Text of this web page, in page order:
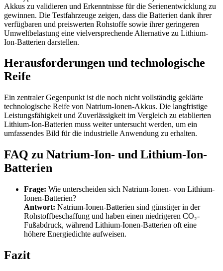
Akkus zu validieren und Erkenntnisse für die Serienentwicklung zu
gewinnen. Die Testfahrzeuge zeigen, dass die Batterien dank ihrer
verfügbaren und preiswerten Rohstoffe sowie ihrer geringeren
Umweltbelastung eine vielversprechende Alternative zu Lithium-
Ion-Batterien darstellen.
Herausforderungen und technologische
Reife
Ein zentraler Gegenpunkt ist die noch nicht vollständig geklärte
technologische Reife von Natrium-Ionen-Akkus. Die langfristige
Leistungsfähigkeit und Zuverlässigkeit im Vergleich zu etablierten
Lithium-Ion-Batterien muss weiter untersucht werden, um ein
umfassendes Bild für die industrielle Anwendung zu erhalten.
FAQ zu Natrium-Ion- und Lithium-Ion-
Batterien
Frage: Wie unterscheiden sich Natrium-Ionen- von Lithium-
Ionen-Batterien?
Antwort: Natrium-Ionen-Batterien sind günstiger in der
Rohstoffbeschaffung und haben einen niedrigeren CO₂-
Fußabdruck, während Lithium-Ionen-Batterien oft eine
höhere Energiedichte aufweisen.
Fazit